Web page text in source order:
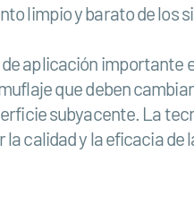
limpio y barato de los
aplicación importante
que deben
subyacente. La
la calidad y la eficacia de